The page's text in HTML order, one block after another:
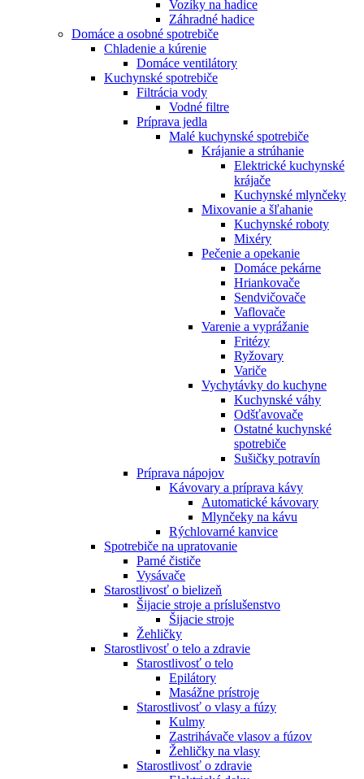
Vozíky na hadice
Záhradné hadice
Domáce a osobné spotrebiče
Chladenie a kúrenie
Domáce ventilátory
Kuchynské spotrebiče
Filtrácia vody
Vodné filtre
Príprava jedla
Malé kuchynské spotrebiče
Krájanie a strúhanie
Elektrické kuchynské
krájače
Kuchynské mlynčeky
Mixovanie a šľahanie
Kuchynské roboty
Mixéry
Pečenie a opekanie
Domáce pekárne
Hriankovače
Sendvičovače
Vaflovače
Varenie a vyprážanie
Fritézy
Ryžovary
Variče
Vychytávky do kuchyne
Kuchynské váhy
Odšťavovače
Ostatné kuchynské
spotrebiče
Sušičky potravín
Príprava nápojov
Kávovary a príprava kávy
Automatické kávovary
Mlynčeky na kávu
Rýchlovarné kanvice
Spotrebiče na upratovanie
Parné čističe
Vysávače
Starostlivosť o bielizeň
Šijacie stroje a príslušenstvo
Šijacie stroje
Žehličky
Starostlivosť o telo a zdravie
Starostlivosť o telo
Epilátory
Masážne prístroje
Starostlivosť o vlasy a fúzy
Kulmy
Zastrihávače vlasov a fúzov
Žehličky na vlasy
Starostlivosť o zdravie